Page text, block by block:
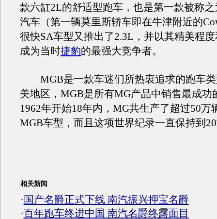
款六缸2L的舒适型跑车，也是第一款被称之
汽车（第一辆莫里斯轿车即在牛津附近的
很快SA车型又推出了2.3L，并以其精美程
成为当时捷豹的最强大竞争者。
MGB是一款车迷们所热衷追求的跑车类
美地区，MGB是所有MG产品中销售最成功
1962年开始18年内，MG共生产了超过50万
MGB车型，而且这项世界纪录一直保持到
相关新闻
· 国产名爵正式下线 南汽振兴押宝名爵
·百年跑车终进中国 南汽名爵终露面目